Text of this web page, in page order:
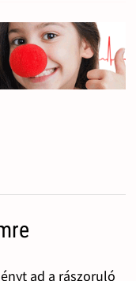
ad a rászoruló